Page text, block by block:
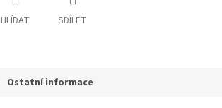
HLÍDAT SDÍLET
Ostatní informace